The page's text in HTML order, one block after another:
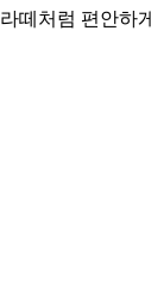
떼처럼 편안하게